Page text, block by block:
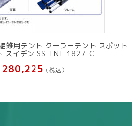
難用テント クーラーテント スポット
スイデン SS-TNT-1827-C
280,225 (税込）